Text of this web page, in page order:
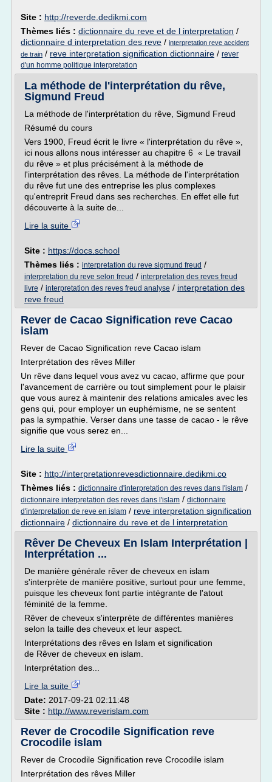
Site : http://reverde.dedikmi.com
Thèmes liés : dictionnaire du reve et de l interpretation /
dictionnaire d interpretation des reve / interpretation reve accident
de train / reve interpretation signification dictionnaire / rever
d'un homme politique interpretation
La méthode de l'interprétation du rêve,
Sigmund Freud
La méthode de l'interprétation du rêve, Sigmund Freud
Résumé du cours
Vers 1900, Freud écrit le livre « l'interprétation du rêve »,
ici nous allons nous intéresser au chapitre 6 « Le travail
du rêve » et plus précisément à la méthode de
l'interprétation des rêves. La méthode de l'interprétation
du rêve fut une des entreprise les plus complexes
qu'entreprit Freud dans ses recherches. En effet elle fut
découverte à la suite de...
Lire la suite
Site : https://docs.school
Thèmes liés : interpretation du reve sigmund freud /
interpretation du reve selon freud / interpretation des reves freud
livre / interpretation des reves freud analyse / interpretation des
reve freud
Rever de Cacao Signification reve Cacao
islam
Rever de Cacao Signification reve Cacao islam
Interprétation des rêves Miller
Un rêve dans lequel vous avez vu cacao, affirme que pour
l'avancement de carrière ou tout simplement pour le plaisir
que vous aurez à maintenir des relations amicales avec les
gens qui, pour employer un euphémisme, ne se sentent
pas la sympathie. Verser dans une tasse de cacao - le rêve
signifie que vous serez en...
Lire la suite
Site : http://interpretationrevesdictionnaire.dedikmi.co
Thèmes liés : dictionnaire d'interpretation des reves dans l'islam /
dictionnaire interpretation des reves dans l'islam / dictionnaire
d'interpretation de reve en islam / reve interpretation signification
dictionnaire / dictionnaire du reve et de l interpretation
Rêver De Cheveux En Islam Interprétation |
Interprétation ...
De manière générale rêver de cheveux en islam
s'interprète de manière positive, surtout pour une femme,
puisque les cheveux font partie intégrante de l'atout
féminité de la femme.
Rêver de cheveux s'interprète de différentes manières
selon la taille des cheveux et leur aspect.
Interprétations des rêves en Islam et signification
de Rêver de cheveux en islam.
Interprétation des...
Lire la suite
Date: 2017-09-21 02:11:48
Site : http://www.reverislam.com
Rever de Crocodile Signification reve
Crocodile islam
Rever de Crocodile Signification reve Crocodile islam
Interprétation des rêves Miller